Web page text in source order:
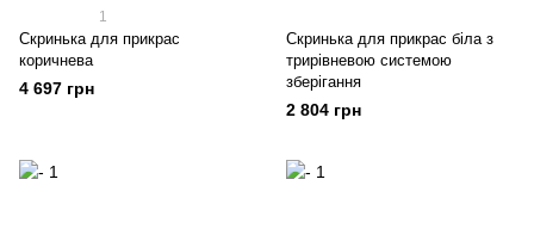
1
Скринька для прикрас
коричнева
4 697 грн
Скринька для прикрас біла з
трирівневою системою
зберігання
2 804 грн